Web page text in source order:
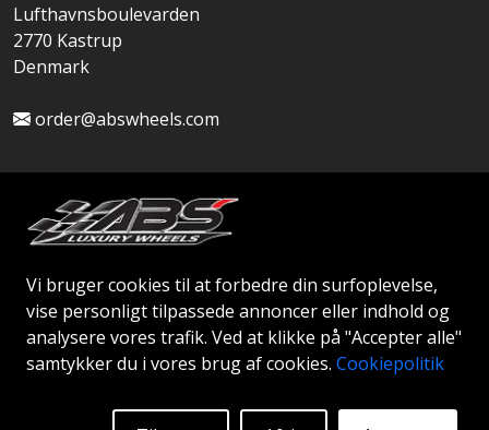
Vi bruger cookies til at forbedre din surfoplevelse,
vise personligt tilpassede annoncer eller indhold og
analysere vores trafik. Ved at klikke på "Accepter alle"
samtykker du i vores brug af cookies. Cookiepolitik
Lufthavnsboulevarden
2770 Kastrup
Denmark
order@abswheels.com
Ansøg om Firmakonto